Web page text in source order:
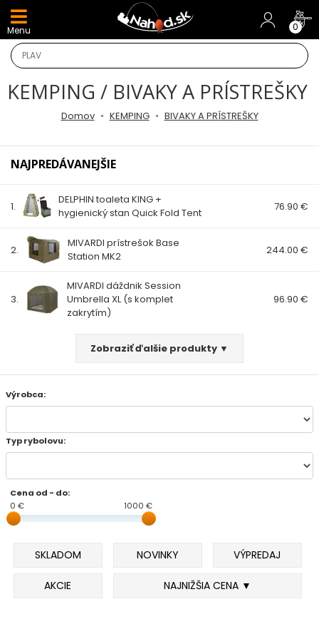
Menu 0
KEMPING / BIVAKY A PRÍSTREŠKY
Domov KEMPING BIVAKY A PRÍSTREŠKY
NAJPREDÁVANEJŠIE
1.
DELPHIN toaleta KING +
hygienický stan Quick Fold Tent
76.90 €
2.
MIVARDI prístrešok Base
Station MK2
244.00 €
3.
MIVARDI dáždnik Session
Umbrella XL (s komplet
zakrytím)
96.90 €
Zobraziť ďalšie produkty ▼
Výrobca:
Typ rybolovu:
Cena od - do:
0 €
1000 €
SKLADOM NOVINKY VÝPREDAJ
AKCIE NAJNIŽŠIA CENA ▼
DARČEKY A AKCIE
TOP AKCIE
Darčeky
AKCIA 1+1
AKCIOVÝ CAMPING
KAPROVÉ PRÚTY
FEEDER PRÚTY
PRÍVLAČOVÉ PRÚTY
BIČE A DELIČKY
SPODOVÉ A MARKEROVACIE PRÚTY